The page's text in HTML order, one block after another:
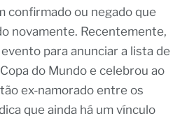
confirmado ou negado que
novamente. Recentemente,
para anunciar a lista de
do Mundo e celebrou ao
ex-namorado entre os
que ainda há um vínculo